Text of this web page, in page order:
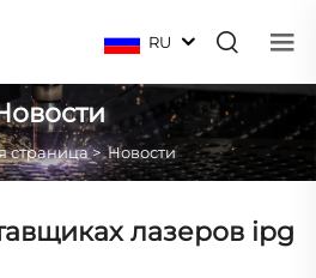
RU
страница>Новости
лазеров ipg